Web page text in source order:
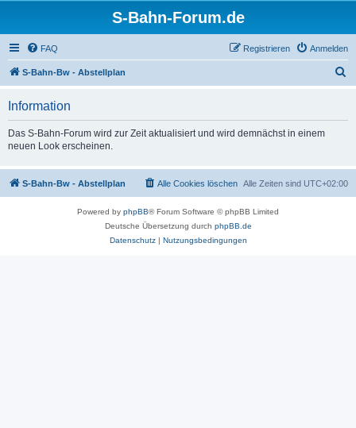
S-Bahn-Forum.de
FAQ Anmelden
Registrieren
S-Bahn-Bw - Abstellplan
Information
Das S-Bahn-Forum wird zur Zeit aktualisiert und wird demnächst in einem
neuen Look erscheinen.
S-Bahn-Bw - Abstellplan Alle Zeiten sind UTC+02:00
Alle Cookies löschen
Powered by phpBB® Forum Software © phpBB Limited
Deutsche Übersetzung durch phpBB.de
Datenschutz| Nutzungsbedingungen